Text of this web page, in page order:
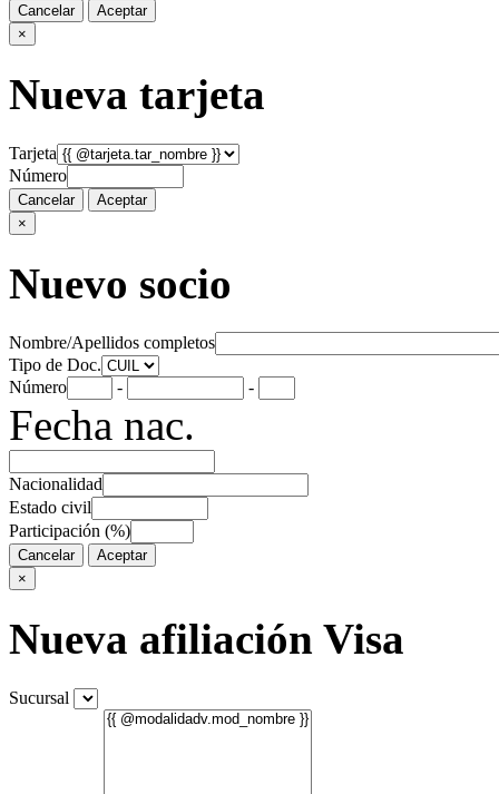
Cancelar
Aceptar
×
Nueva tarjeta
Tarjeta
Número
Cancelar
Aceptar
×
Nuevo socio
Nombre/Apellidos completos
Tipo de Doc.
Número
- -
Fecha nac.
Nacionalidad
Estado civil
Participación (%)
Cancelar
Aceptar
×
Nueva afiliación Visa
Sucursal